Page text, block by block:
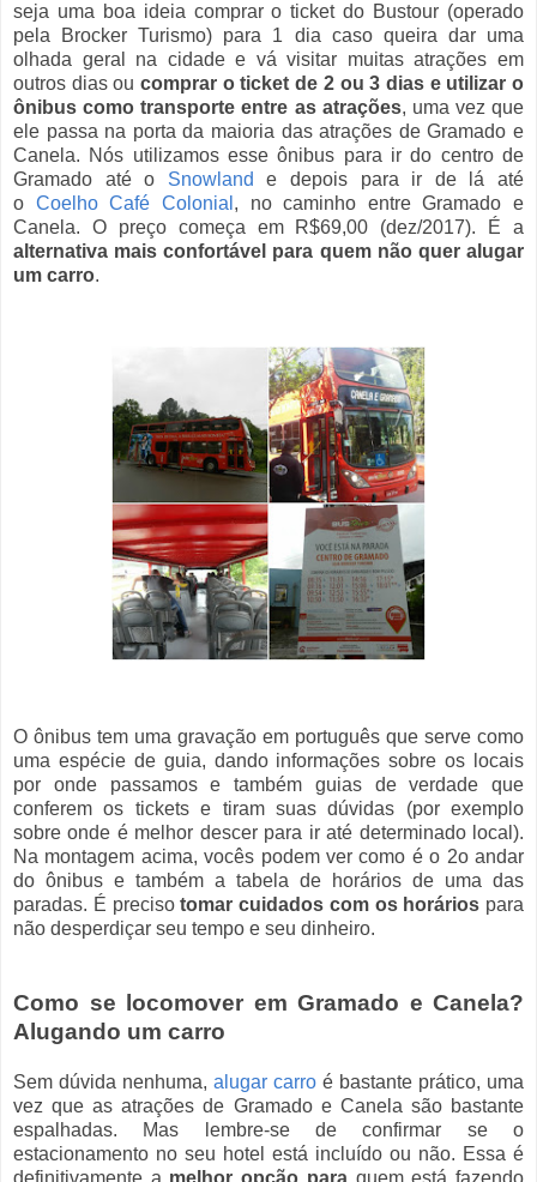
seja uma boa ideia comprar o ticket do Bustour (operado
pela Brocker Turismo) para 1 dia caso queira dar uma
olhada geral na cidade e vá visitar muitas atrações em
outros dias oucomprar o ticket de 2 ou 3 dias e utilizar o
ônibus como transporte entre as atrações, uma vez que
ele passa na porta da maioria das atrações de Gramado e
Canela. Nós utilizamos esse ônibus para ir do centro de
Gramado até o Snowland
e depois para ir de lá até
o Coelho Café Colonial , no caminho entre Gramado e
Canela. O preço começa em R$69,00 (dez/2017). É a
alternativa mais confortável para quem não quer alugar
um carro.
O ônibus tem uma gravação em português que serve como
uma espécie de guia, dando informações sobre os locais
por onde passamos e também guias de verdade que
conferem os tickets e tiram suas dúvidas (por exemplo
sobre onde é melhor descer para ir até determinado local).
Na montagem acima, vocês podem ver como é o 2o andar
do ônibus e também a tabela de horários de uma das
paradas. É precisotomar cuidados com os horários para
não desperdiçar seu tempo e seu dinheiro.
Como se locomover em Gramado e Canela?
Alugando um carro
Sem dúvida nenhuma, alugar carro é bastante prático, uma
vez que as atrações de Gramado e Canela são bastante
espalhadas. Mas lembre-se de confirmar se o
estacionamento no seu hotel está incluído ou não. Essa é